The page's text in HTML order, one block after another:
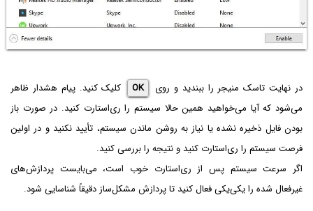
در نهایت تاسک منیجر را ببندید و روی OK
کلیک کنید. پیام هشدار ظاهر
می‌شود که آیا می‌خواهید همین حالا سیستم را ری‌استارت کنید. در صورت باز
بودن فایل ذخیره نشده یا نیاز به روشن ماندن سیستم، تأیید نکنید و در اولین
فرصت سیستم را ری‌استارت کنید و نتیجه را بررسی کنید.
اگر سرعت سیستم پس از ری‌استارت خوب است، می‌بایست پردازش‌های
غیرفعال شده را یکی‌یکی فعال کنید تا پردازش مشکل‌ساز دقیقاً شناسایی شود.